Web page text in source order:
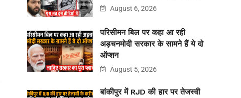
August 6, 2026
परिसीमन बिल पर कहा आ रही
अड़चनमोदी सरकार के सामने हैं ये दो
ऑप्शन
August 5, 2026
बांकीपुर में RJD की हार पर तेजस्वी